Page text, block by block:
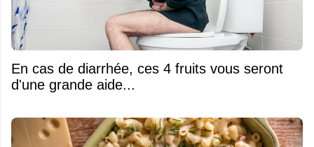
En cas de diarrhée, ces 4 fruits vous seront
d'une grande aide...